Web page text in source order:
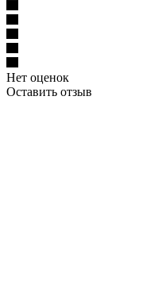
Нет оценок
Оставить отзыв